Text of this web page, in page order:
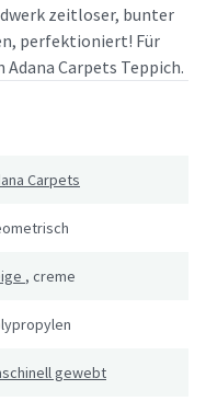
zeitloser, bunter
perfektioniert! Für
Adana Carpets Teppich.
Carpets
, creme
gewebt